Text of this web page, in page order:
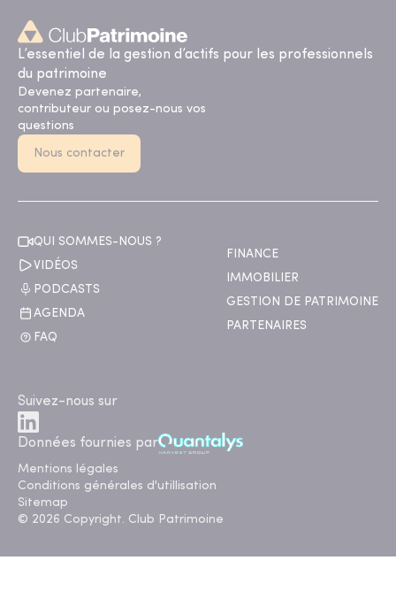
L’essentiel de la gestion d’actifs pour les professionnels
du patrimoine
Devenez partenaire,
contributeur ou posez-nous vos
questions
Nous contacter
QUI SOMMES-NOUS ?
VIDÉOS
PODCASTS
AGENDA
FAQ
FINANCE
IMMOBILIER
GESTION DE PATRIMOINE
PARTENAIRES
Suivez-nous sur
Données fournies par
Mentions légales
Conditions générales d'utillisation
Sitemap
© 2026 Copyright. Club Patrimoine